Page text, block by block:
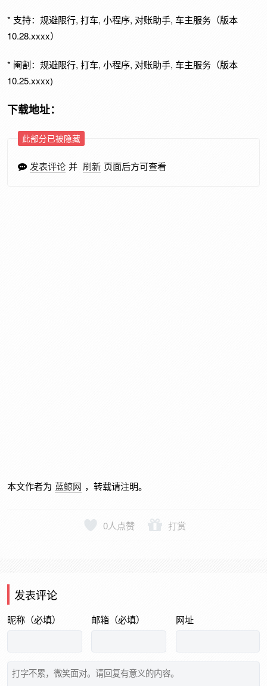
* 支持：规避限行, 打车, 小程序, 对账助手, 车主服务（版本
10.28.xxxx）
* 阉割：规避限行, 打车, 小程序, 对账助手, 车主服务（版本
10.25.xxxx)
下载地址：
此部分已被隐藏
发表评论 并 刷新 页面后方可查看
本文作者为 蓝鲸网 ，转载请注明。
0人点赞 打赏
发表评论
昵称（必填） 邮箱（必填） 网址